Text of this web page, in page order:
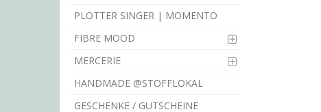
PLOTTER SINGER | MOMENTO
FIBRE MOOD
MERCERIE
HANDMADE @STOFFLOKAL
GESCHENKE / GUTSCHEINE